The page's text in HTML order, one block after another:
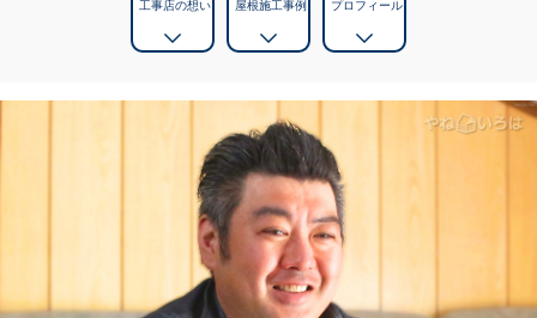
工事店の想い 屋根施工事例 プロフィール